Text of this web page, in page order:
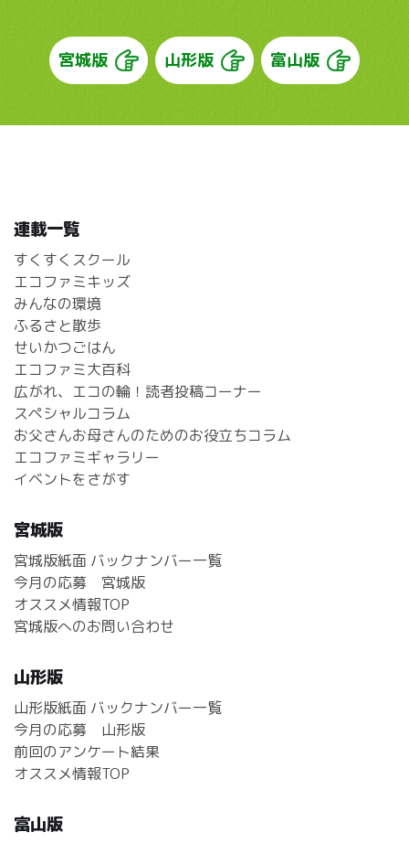
宮城版 山形版 富山版
連載一覧
すくすくスクール
エコファミキッズ
みんなの環境
ふるさと散歩
せいかつごはん
エコファミ大百科
広がれ、エコの輪！読者投稿コーナー
スペシャルコラム
お父さんお母さんのためのお役立ちコラム
エコファミギャラリー
イベントをさがす
宮城版
宮城版紙面 バックナンバー一覧
今月の応募 宮城版
オススメ情報TOP
宮城版へのお問い合わせ
山形版
山形版紙面 バックナンバー一覧
今月の応募 山形版
前回のアンケート結果
オススメ情報TOP
富山版